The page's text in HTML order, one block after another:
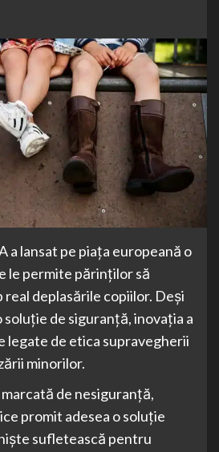
a lansat pe piața europeană o
le permite părinților să
real deplasările copiilor. Deși
de siguranță, inovația a
legate de etica supravegherii
minorilor.
de nesiguranță,
promit adesea o soluție
sufletească pentru